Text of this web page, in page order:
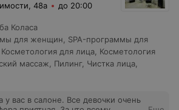
48а до 20:00
Коласа
для женщин, SPA-программы для
Косметология для лица, Косметология
массаж, Пилинг, Чистка лица,
у вас в салоне. Все девочки очень